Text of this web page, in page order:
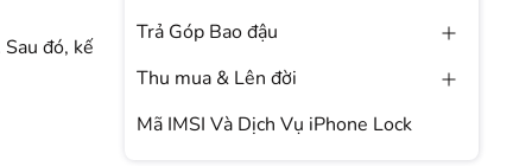
đó, kế
Trả Góp Bao đậu
Thu mua & Lên đời
Mã IMSI Và Dịch Vụ iPhone Lock